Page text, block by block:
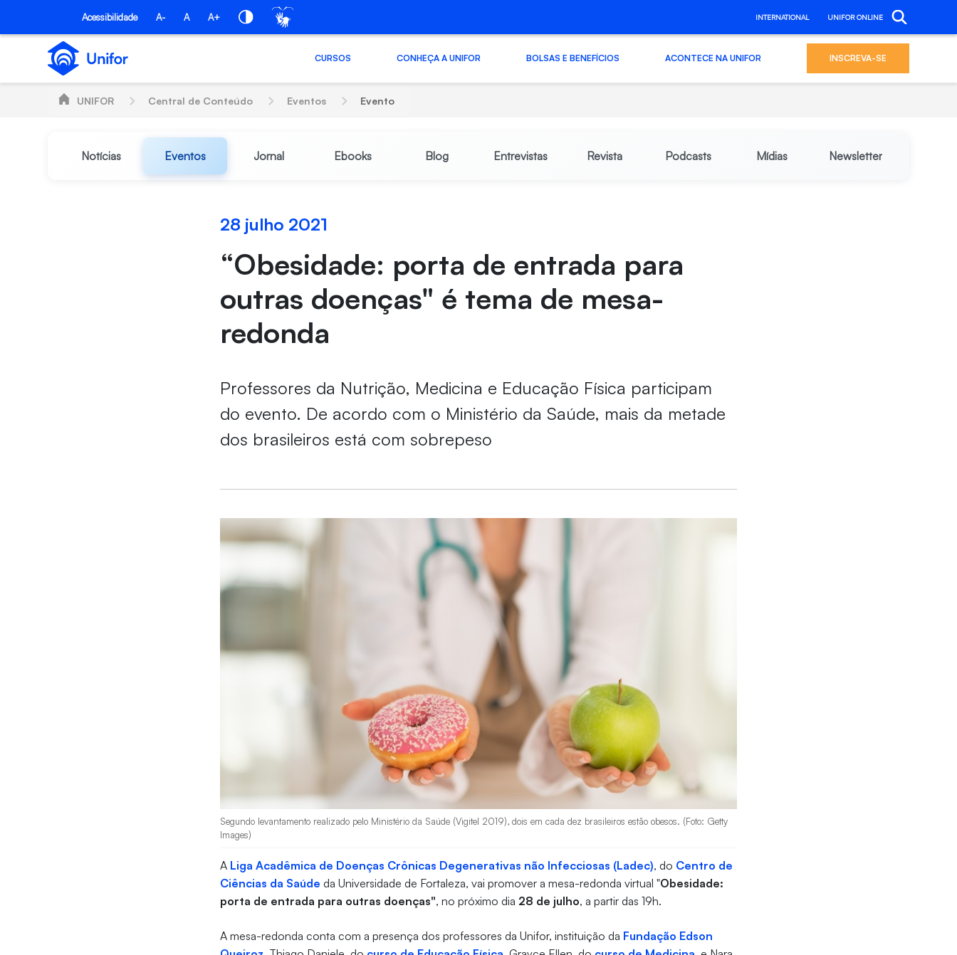
Pular para o Conteúdo principal
Acessibilidade A- A A+ INTERNATIONAL UNIFOR ONLINE
CURSOS CONHEÇA A UNIFOR BOLSAS E BENEFÍCIOS ACONTECE NA UNIFOR INSCREVA-SE
UNIFOR Central de Conteúdo Eventos Evento
Notícias Eventos Jornal Ebooks Blog Entrevistas Revista Podcasts Mídias Newsletter
28 julho 2021
“Obesidade: porta de entrada para
outras doenças" é tema de mesa-
redonda
Professores da Nutrição, Medicina e Educação Física participam
do evento. De acordo com o Ministério da Saúde, mais da metade
dos brasileiros está com sobrepeso
Segundo levantamento realizado pelo Ministério da Saúde (Vigitel 2019), dois em cada dez brasileiros estão obesos. (Foto: Getty
Images)
A Liga Acadêmica de Doenças Crônicas Degenerativas não Infecciosas (Ladec), do Centro de
Ciências da Saúde da Universidade de Fortaleza, vai promover a mesa-redonda virtual "Obesidade:
porta de entrada para outras doenças", no próximo dia 28 de julho, a partir das 19h.
A mesa-redonda conta com a presença dos professores da Unifor, instituição da Fundação Edson